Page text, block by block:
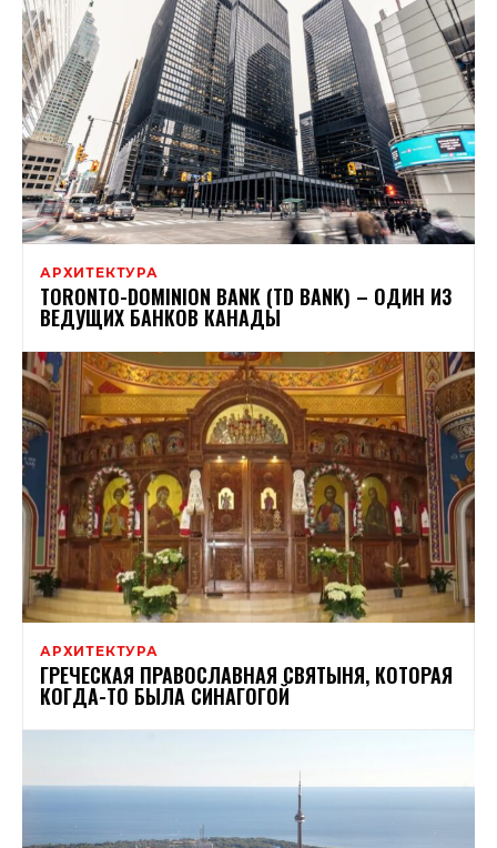
АРХИТЕКТУРА
TORONTO-DOMINION BANK (TD BANK) – ОДИН ИЗ
ВЕДУЩИХ БАНКОВ КАНАДЫ
АРХИТЕКТУРА
ГРЕЧЕСКАЯ ПРАВОСЛАВНАЯ СВЯТЫНЯ, КОТОРАЯ
КОГДА-ТО БЫЛА СИНАГОГОЙ